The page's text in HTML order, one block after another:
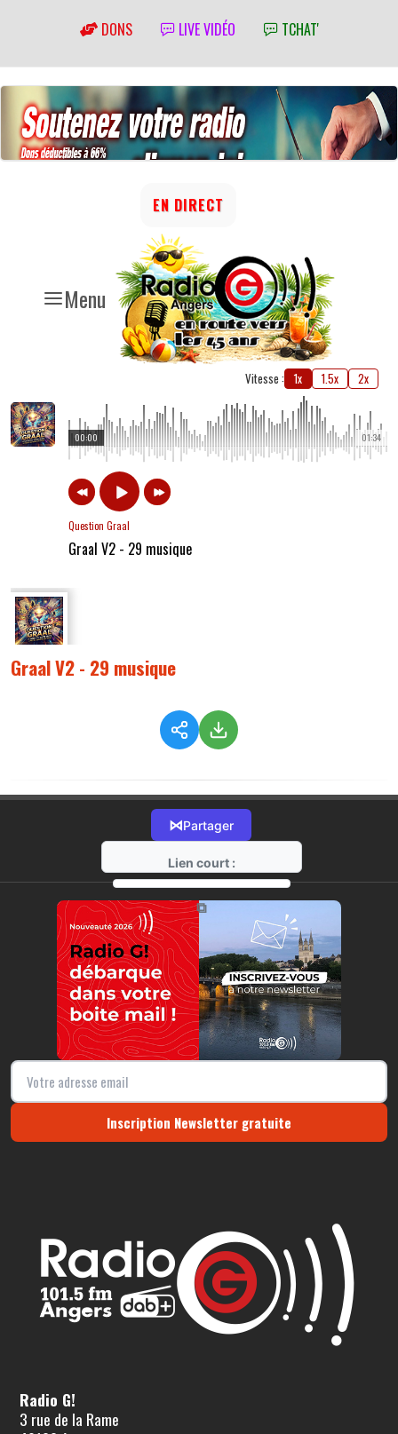
DONS LIVE VIDÉO TCHAT'
Menu
EN DIRECT
Vitesse : 1x 1.5x 2x
01:34
00:00
Question Graal
Graal V2 - 29 musique
Graal V2 - 29 musique
⋈Partager
Lien court :
https://radio-g.fr?12246
⧉
Inscription Newsletter gratuite
Radio G!
3 rue de la Rame